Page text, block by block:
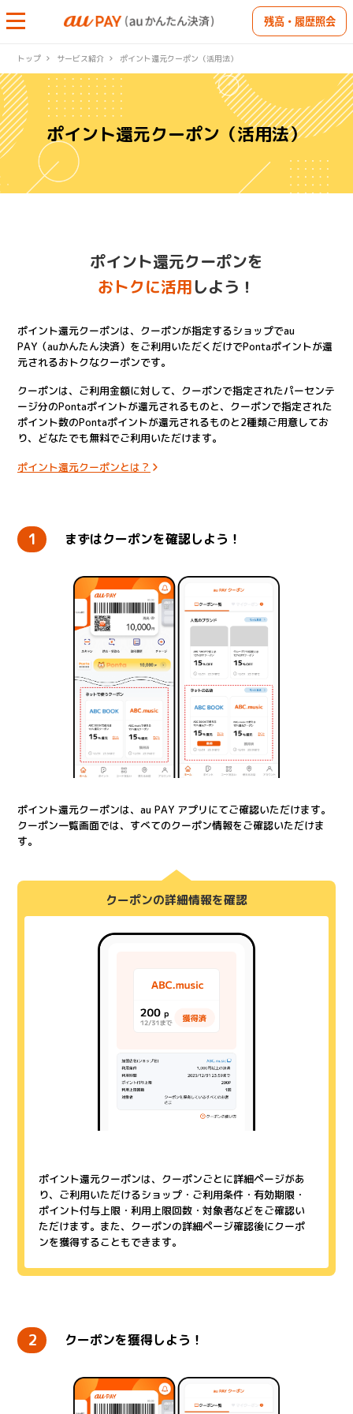
残高・履歴照会
トップ サービス紹介 ポイント還元クーポン（活用法）
ポイント還元クーポン（活用法）
ポイント還元クーポンを
おトクに活用しよう！
ポイント還元クーポンは、クーポンが指定するショップでau
PAY（auかんたん決済）をご利用いただくだけでPontaポイントが還
元されるおトクなクーポンです。
クーポンは、ご利用金額に対して、クーポンで指定されたパーセンテ
ージ分のPontaポイントが還元されるものと、クーポンで指定された
ポイント数のPontaポイントが還元されるものと2種類ご用意してお
り、どなたでも無料でご利用いただけます。
ポイント還元クーポンとは？
1 まずはクーポンを確認しよう！
ポイント還元クーポンは、au PAY アプリにてご確認いただけます。
クーポン一覧画面では、すべてのクーポン情報をご確認いただけま
す。
クーポンの詳細情報を確認
ポイント還元クーポンは、クーポンごとに詳細ページがあ
り、ご利用いただけるショップ・ご利用条件・有効期限・
ポイント付与上限・利用上限回数・対象者などをご確認い
ただけます。また、クーポンの詳細ページ確認後にクーポ
ンを獲得することもできます。
2 クーポンを獲得しよう！